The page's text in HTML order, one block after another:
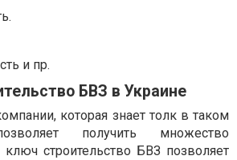
и пр.
БВЗ в Украине
которая знает толк в таком
получить множество
строительство БВЗ позволяет